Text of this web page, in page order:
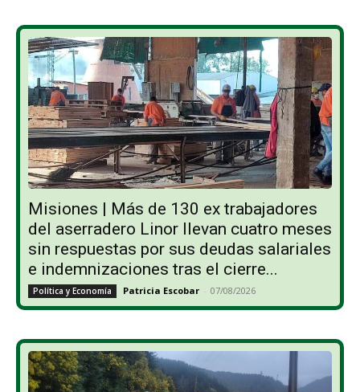
Misiones | Más de 130 ex trabajadores
del aserradero Linor llevan cuatro meses
sin respuestas por sus deudas salariales
e indemnizaciones tras el cierre...
Política y Economía Patricia Escobar - 07/08/2026